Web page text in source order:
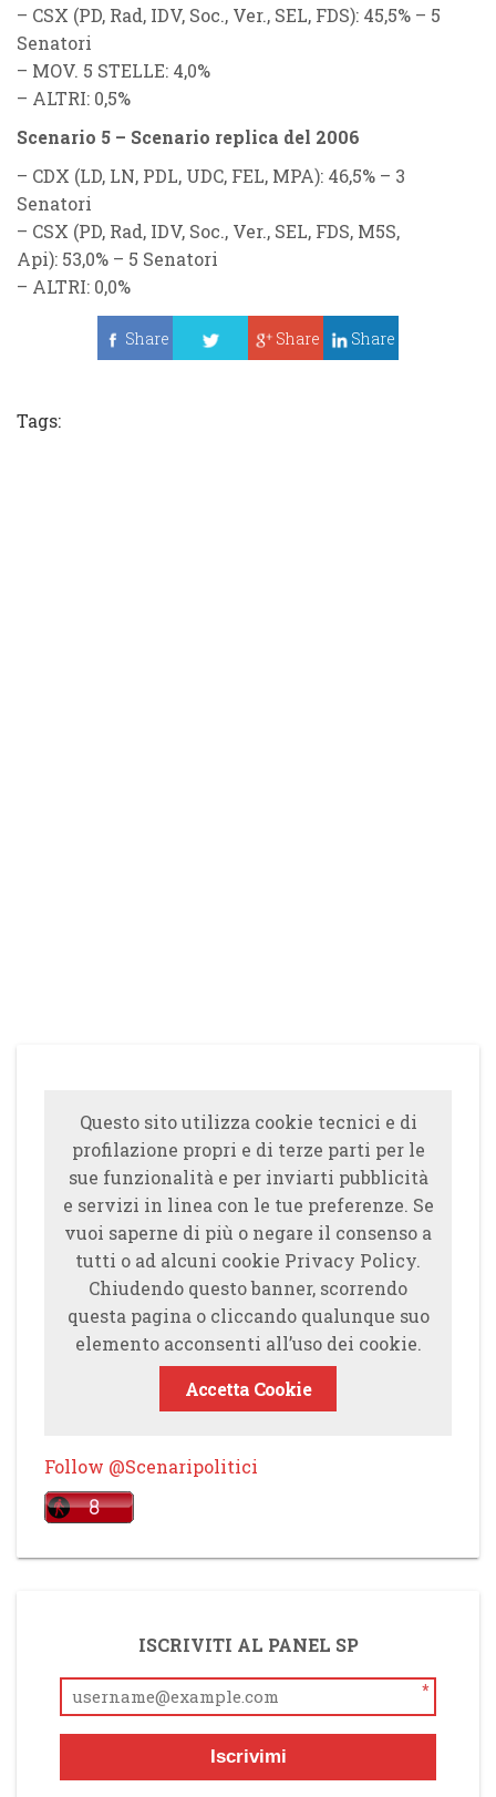
– CSX (PD, Rad, IDV, Soc., Ver., SEL, FDS): 45,5% – 5
Senatori
– MOV. 5 STELLE: 4,0%
– ALTRI: 0,5%
Scenario 5 – Scenario replica del 2006
– CDX (LD, LN, PDL, UDC, FEL, MPA): 46,5% – 3
Senatori
– CSX (PD, Rad, IDV, Soc., Ver., SEL, FDS, M5S,
Api): 53,0% – 5 Senatori
– ALTRI: 0,0%
Share
Share Share
Tags:
Questo sito utilizza cookie tecnici e di
profilazione propri e di terze parti per le
sue funzionalità e per inviarti pubblicità
e servizi in linea con le tue preferenze. Se
vuoi saperne di più o negare il consenso a
tutti o ad alcuni cookie Privacy Policy.
Chiudendo questo banner, scorrendo
questa pagina o cliccando qualunque suo
elemento acconsenti all’uso dei cookie.
Accetta Cookie
Follow @Scenaripolitici
ISCRIVITI AL PANEL SP
*
Iscrivimi